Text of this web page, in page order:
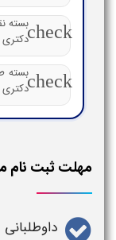
checkدکتری
checkدکتری
مهلت ثبت نام